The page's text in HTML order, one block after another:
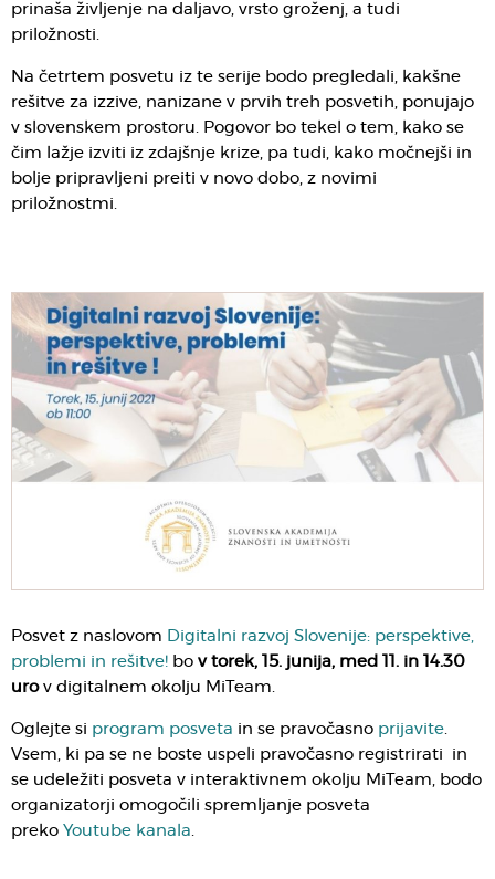
prinaša življenje na daljavo, vrsto groženj, a tudi
priložnosti.
Na četrtem posvetu iz te serije bodo pregledali, kakšne
rešitve za izzive, nanizane v prvih treh posvetih, ponujajo
v slovenskem prostoru. Pogovor bo tekel o tem, kako se
čim lažje izviti iz zdajšnje krize, pa tudi, kako močnejši in
bolje pripravljeni preiti v novo dobo, z novimi
priložnostmi.
Posvet z naslovom Digitalni razvoj Slovenije: perspektive,
problemi in rešitve! bo v torek, 15. junija, med 11. in 14.30
urov digitalnem okolju MiTeam.
Oglejte si program posveta in se pravočasno prijavite.
Vsem, ki pa se ne boste uspeli pravočasno registrirati in
se udeležiti posveta v interaktivnem okolju MiTeam, bodo
organizatorji omogočili spremljanje posveta
preko Youtube kanala.